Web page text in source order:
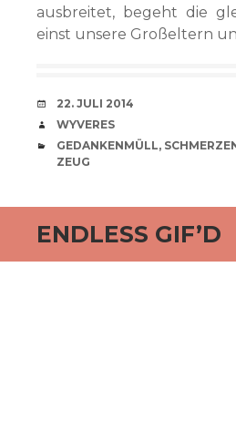
ausbreitet, begeht die
einst unsere Großeltern
VERABREDUNG
22. JULI 2014
VERFASSER
WYVERES
CATEGORIES
GEDANKENMÜLL,
ZEUG
ENDLESS GIF’D